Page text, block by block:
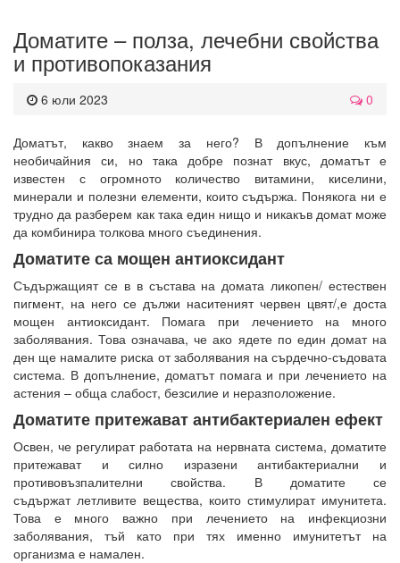
Доматите – полза, лечебни свойства
и противопоказания
6 юли 2023 0
Доматът, какво знаем за него? В допълнение към
необичайния си, но така добре познат вкус, доматът е
известен с огромното количество витамини, киселини,
минерали и полезни елементи, които съдържа. Понякога ни е
трудно да разберем как така един нищо и никакъв домат може
да комбинира толкова много съединения.
Доматите са мощен антиоксидант
Съдържащият се в в състава на домата ликопен/ естествен
пигмент, на него се дължи наситеният червен цвят/,е доста
мощен антиоксидант. Помага при лечението на много
заболявания. Това означава, че ако ядете по един домат на
ден ще намалите риска от заболявания на сърдечно-съдовата
система. В допълнение, доматът помага и при лечението на
астения – обща слабост, безсилие и неразположение.
Доматите притежават антибактериален ефект
Освен, че регулират работата на нервната система, доматите
притежават и силно изразени антибактериални и
противовъзпалителни свойства. В доматите се
съдържат летливите вещества, които стимулират имунитета.
Това е много важно при лечението на инфекциозни
заболявания, тъй като при тях именно имунитетът на
организма е намален.